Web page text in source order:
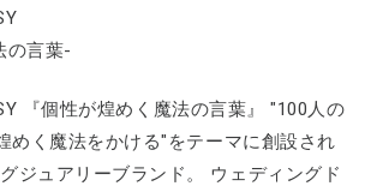
の言葉-
『個性が煌めく魔法の言葉』 "100人の
めく魔法をかける"をテーマに創設され
ジュアリーブランド。 ウェディングド